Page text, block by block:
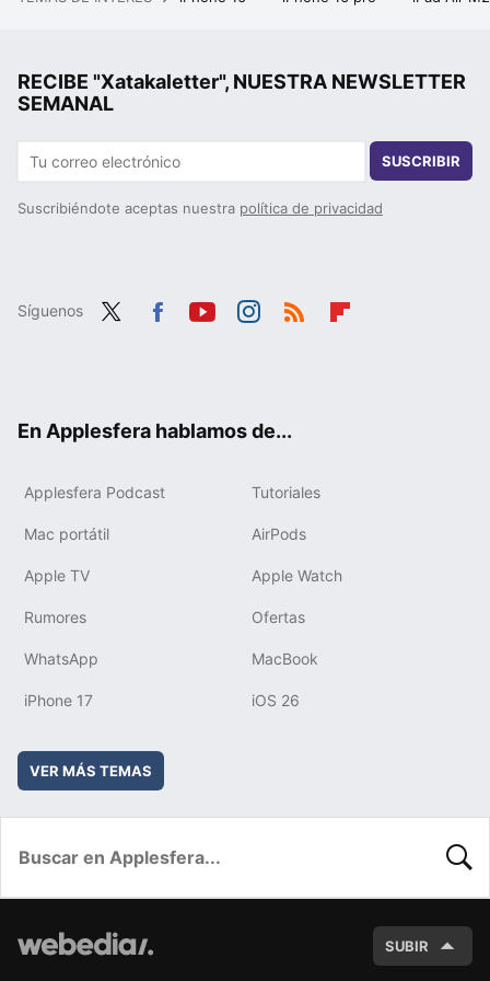
RECIBE "Xatakaletter", NUESTRA NEWSLETTER
SEMANAL
SUSCRIBIR
Suscribiéndote aceptas nuestra política de privacidad
Síguenos
En Applesfera hablamos de...
Applesfera Podcast Tutoriales
Mac portátil AirPods
Apple TV Apple Watch
Rumores Ofertas
WhatsApp MacBook
iPhone 17 iOS 26
VER MÁS TEMAS
SUBIR